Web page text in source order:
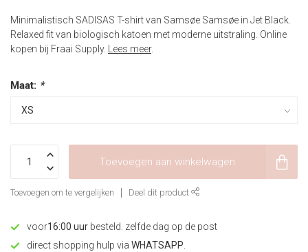
Minimalistisch SADISAS T-shirt van Samsøe Samsøe in Jet Black.
Relaxed fit van biologisch katoen met moderne uitstraling. Online
kopen bij Fraai Supply.
Lees meer.
Maat: *
Toevoegen aan winkelwagen
Toevoegen om te vergelijken Deel dit product
voor16:00 uur besteld. zelfde dag op de post
direct shopping hulp via WHATSAPP